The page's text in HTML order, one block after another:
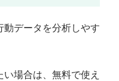
動データを分析しやす
場合は、無料で使え